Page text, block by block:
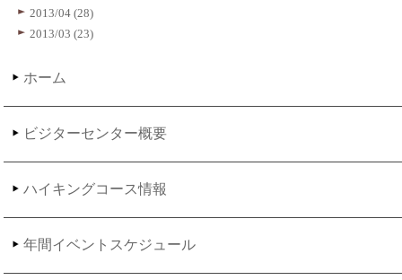
2013/04 (28)
2013/03 (23)
ホーム
ビジターセンター概要
ハイキングコース情報
年間イベントスケジュール